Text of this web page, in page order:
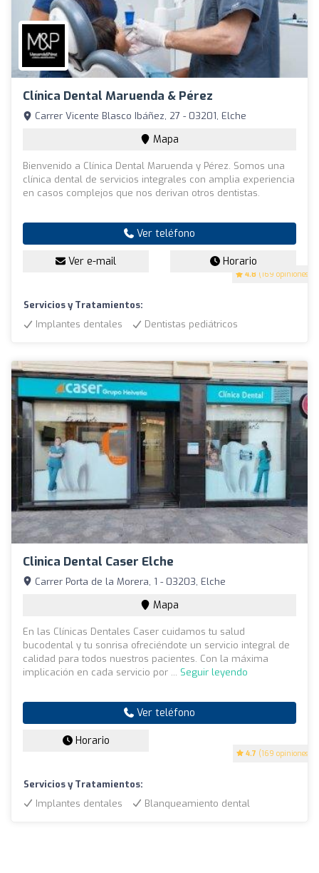
Clínica Dental Maruenda & Pérez
4.8 (169 opiniones)
Carrer Vicente Blasco Ibáñez, 27 - 03201, Elche
Mapa
Bienvenido a Clínica Dental Maruenda y Pérez. Somos una
clínica dental de servicios integrales con amplia experiencia
en casos complejos que nos derivan otros dentistas.
Ver teléfono
Ver e-mail Horario
Servicios y Tratamientos:
Implantes dentales
Dentistas pediátricos
Clinica Dental Caser Elche
4.7 (169 opiniones)
Carrer Porta de la Morera, 1 - 03203, Elche
Mapa
En las Clínicas Dentales Caser cuidamos tu salud
bucodental y tu sonrisa ofreciéndote un servicio integral de
calidad para todos nuestros pacientes. Con la máxima
implicación en cada servicio por ... Seguir leyendo
Ver teléfono
Horario
Servicios y Tratamientos:
Implantes dentales
Blanqueamiento dental